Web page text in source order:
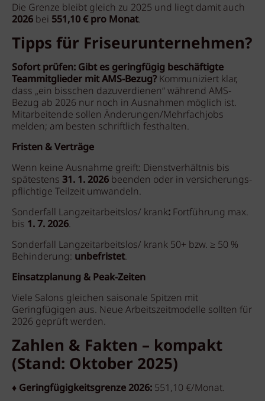
Die Grenze bleibt gleich zu 2025 und liegt damit auch
2026 bei 551,10 € pro Monat.
Tipps für Friseurunternehmen?
Sofort prüfen: Gibt es geringfügig beschäftigte
Teammitglieder mit AMS-Bezug?Kommuniziert klar,
dass „ein bisschen dazuverdienen“ während AMS-
Bezug ab 2026 nur noch in Ausnahmen möglich ist.
Mitarbeitende sollen Änderungen/Mehrfachjobs
melden; am besten schriftlich festhalten.
Fristen & Verträge
Wenn keine Ausnahme greift: Dienstverhältnis bis
spätestens 31. 1. 2026 beenden oder in versicherungs­
pflichtige Teilzeit umwandeln.
Sonderfall Langzeitarbeitslos/ krank: Fortführung max.
bis 1. 7. 2026.
Sonderfall Langzeitarbeitslos/ krank 50+ bzw. ≥ 50 %
Behinderung: unbefristet.
Einsatzplanung & Peak-Zeiten
Viele Salons gleichen saisonale Spitzen mit
Geringfügigen aus. Neue Arbeitszeitmodelle sollten für
2026 geprüft werden.
Zahlen & Fakten – kompakt
(Stand: Oktober 2025)
♦ Geringfügigkeitsgrenze 2026: 551,10 €/Monat.